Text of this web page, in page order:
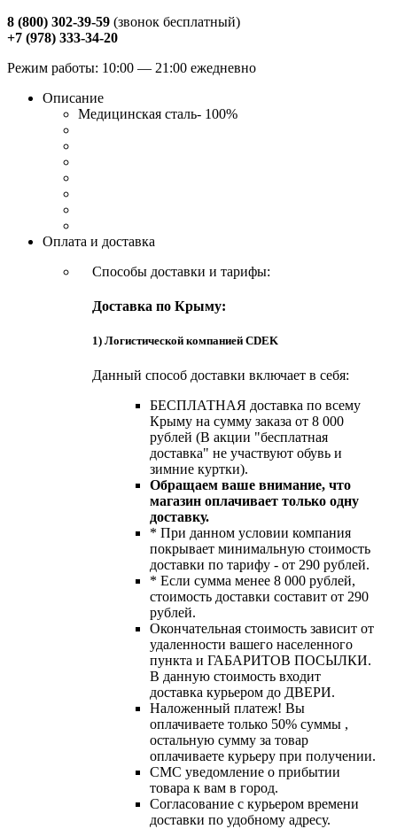
8 (800) 302-39-59 (звонок бесплатный)
+7 (978) 333-34-20
Режим работы: 10:00 — 21:00 ежедневно
Описание
Медицинская сталь- 100%
Оплата и доставка
Способы доставки и тарифы:
Доставка по Крыму:
1) Логистической компанией CDEK
Данный способ доставки включает в себя:
БЕСПЛАТНАЯ доставка по всему
Крыму на сумму заказа от 8 000
рублей (В акции "бесплатная
доставка" не участвуют обувь и
зимние куртки).
Обращаем ваше внимание, что
магазин оплачивает только одну
доставку.
* При данном условии компания
покрывает минимальную стоимость
доставки по тарифу - от 290 рублей.
* Если сумма менее 8 000 рублей,
стоимость доставки составит от 290
рублей.
Окончательная стоимость зависит от
удаленности вашего населенного
пункта и ГАБАРИТОВ ПОСЫЛКИ.
В данную стоимость входит
доставка курьером до ДВЕРИ.
Наложенный платеж! Вы
оплачиваете только 50% суммы ,
остальную сумму за товар
оплачиваете курьеру при получении.
СМС уведомление о прибытии
товара к вам в город.
Согласование с курьером времени
доставки по удобному адресу.